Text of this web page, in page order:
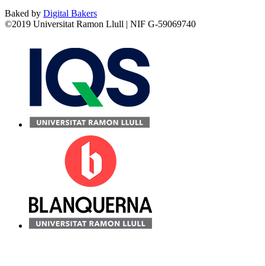
Baked by Digital Bakers
©2019 Universitat Ramon Llull | NIF G-59069740